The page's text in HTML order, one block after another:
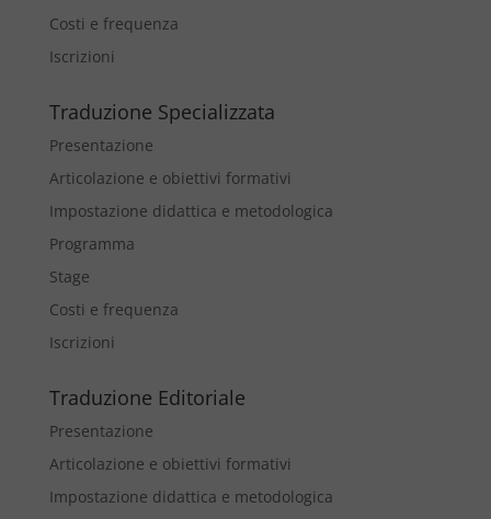
Costi e frequenza
Iscrizioni
Traduzione Specializzata
Presentazione
Articolazione e obiettivi formativi
Impostazione didattica e metodologica
Programma
Stage
Costi e frequenza
Iscrizioni
Traduzione Editoriale
Presentazione
Articolazione e obiettivi formativi
Impostazione didattica e metodologica